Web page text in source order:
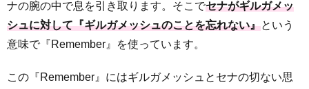
ナの腕の中で息を引き取ります。そこでセナがギルガメッ
シュに対して『ギルガメッシュのことを忘れない』という
意味で『Remember』を使っています。
この『Remember』にはギルガメッシュとセナの切ない思